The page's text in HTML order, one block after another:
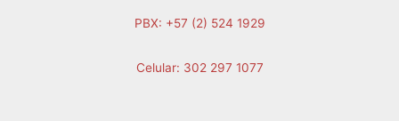
PBX: +57 (2) 524 1929
Celular: 302 297 1077